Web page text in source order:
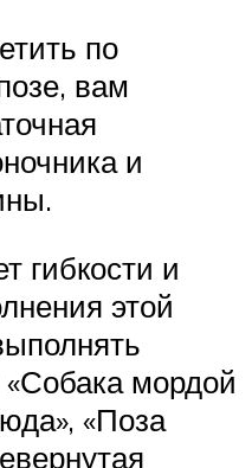
по
вам
и
гибкости и
этой
мордой
«Поза